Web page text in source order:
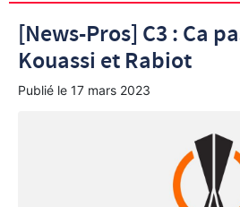
[News-Pros] C3 : Ca
Kouassi et Rabiot
Publié le 17 mars 2023